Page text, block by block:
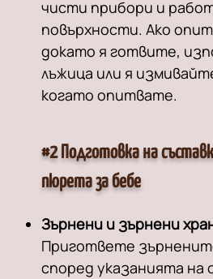
чисти прибори и
повърхности. Ако
докато я готвите,
лъжица или я
когато опитвате.
#2 Подготовка на
пюрета за бебе
Зърнени и зърнени
Пригответе
според указанията на